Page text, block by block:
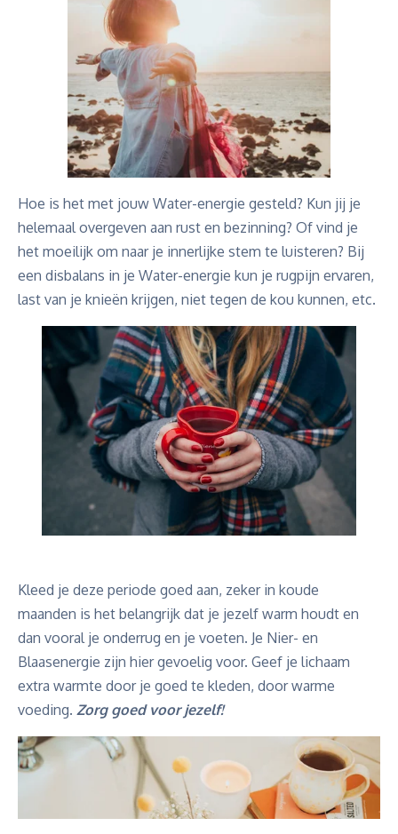
Hoe is het met jouw Water-energie gesteld? Kun jij je
helemaal overgeven aan rust en bezinning? Of vind je
het moeilijk om naar je innerlijke stem te luisteren? Bij
een disbalans in je Water-energie kun je rugpijn ervaren,
last van je knieën krijgen, niet tegen de kou kunnen, etc.
Kleed je deze periode goed aan, zeker in koude
maanden is het belangrijk dat je jezelf warm houdt en
dan vooral je onderrug en je voeten. Je Nier- en
Blaasenergie zijn hier gevoelig voor. Geef je lichaam
extra warmte door je goed te kleden, door warme
voeding. Zorg goed voor jezelf!